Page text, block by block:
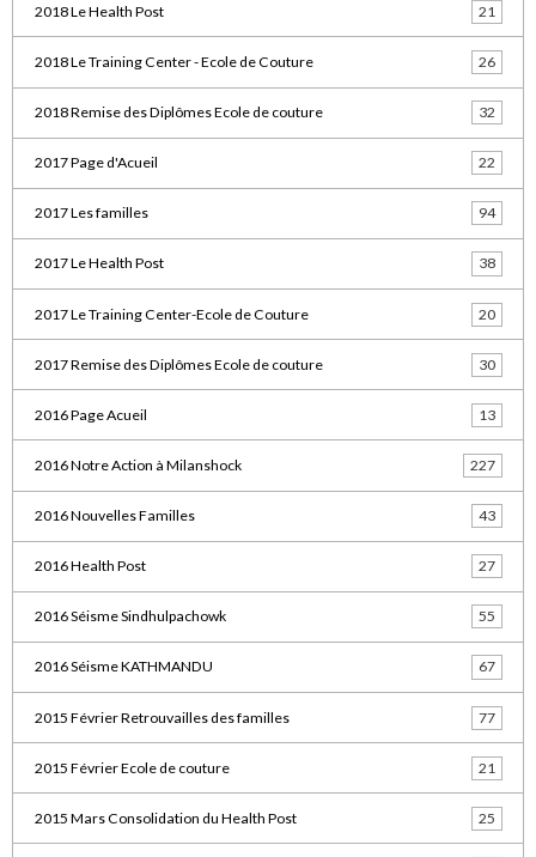
2018 Le Health Post 21
2018 Le Training Center - Ecole de Couture 26
2018 Remise des Diplômes Ecole de couture 32
2017 Page d'Acueil 22
2017 Les familles 94
2017 Le Health Post 38
2017 Le Training Center-Ecole de Couture 20
2017 Remise des Diplômes Ecole de couture 30
2016 Page Acueil 13
2016 Notre Action à Milanshock 227
2016 Nouvelles Familles 43
2016 Health Post 27
2016 Séisme Sindhulpachowk 55
2016 Séisme KATHMANDU 67
2015 Février Retrouvailles des familles 77
2015 Février Ecole de couture 21
2015 Mars Consolidation du Health Post 25